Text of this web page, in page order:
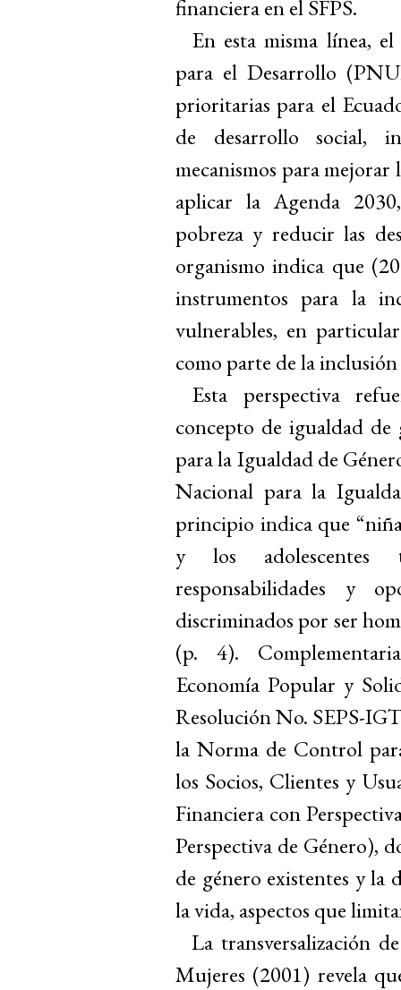
financiera en el SFPS.
En esta misma línea,
para el Desarrollo
prioritarias para el
de desarrollo social,
mecanismos para
aplicar la Agenda
pobreza y reducir las
organismo indica que
instrumentos para la
vulnerables, en
como parte de la
Esta perspectiva
concepto de igualdad
para la Igualdad de
Nacional para la
principio indica que
y los adolescentes
responsabilidades y
discriminados por ser
(p. 4).
Economía Popular y
Resolución No. SEPS-
la Norma de Control
los Socios, Clientes y
Financiera con
Perspectiva de Género),
de género existentes y la
la vida, aspectos que
La transversalización
Mujeres (2001) revela